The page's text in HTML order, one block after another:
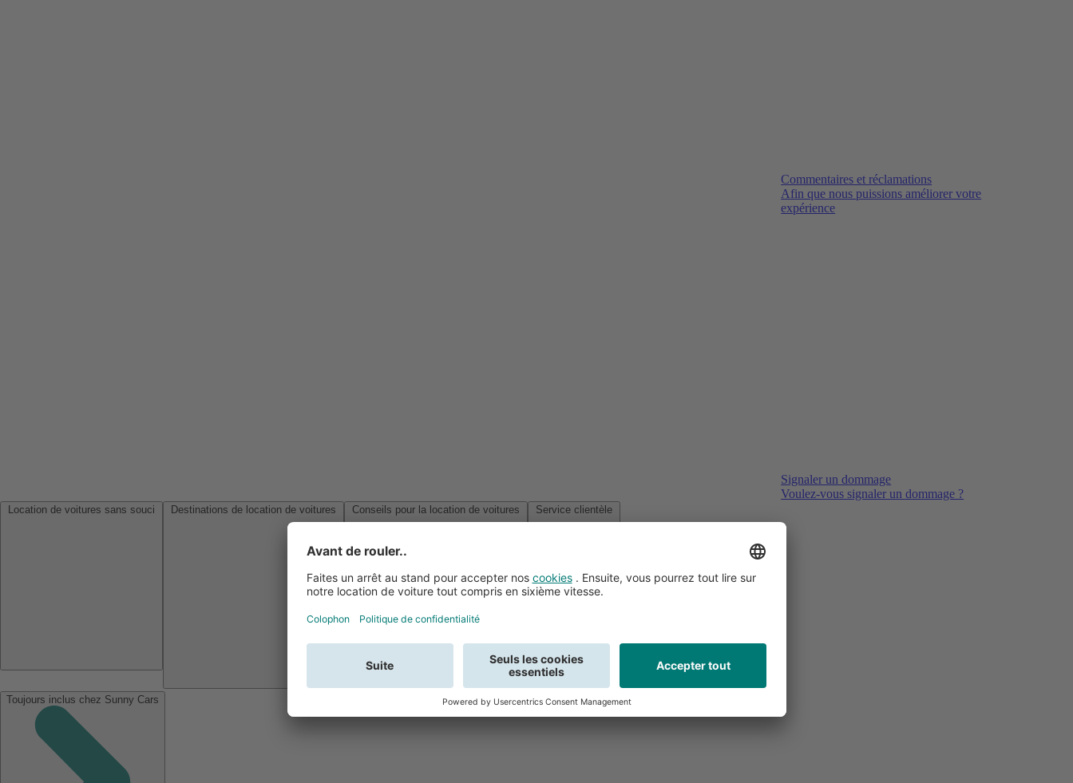
Commentaires et réclamations
Afin que nous puissions améliorer votre
expérience
Signaler un dommage
Voulez-vous signaler un dommage ?
Toujours inclus chez Sunny Cars